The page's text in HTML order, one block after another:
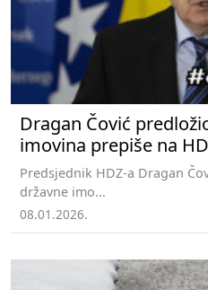
Dragan Čović
imovina prepiše na
Predsjednik HDZ-a Dragan
državne imo...
08.01.2026.